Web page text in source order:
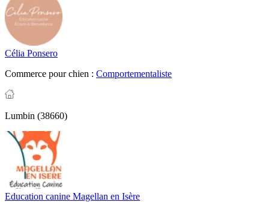
Célia Ponsero
Commerce pour chien : Comportementaliste
Lumbin (38660)
Education canine Magellan en Isère